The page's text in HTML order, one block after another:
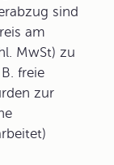
sind
am
MwSt) zu
freie
zur